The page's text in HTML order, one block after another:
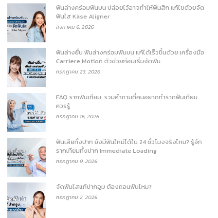
ฟันล่างคร่อมฟันบน ปล่อยไว้อาจทำให้ฟันสึก แก้ไขด้วยจัด
ฟันใส Käse Aligner
สิงหาคม 6, 2026
ฟันล่างยื่น ฟันล่างคร่อมฟันบน แก้ได้เร็วขึ้นด้วย เครื่องมือ
Carriere Motion ตัวช่วยก่อนเริ่มจัดฟัน
กรกฎาคม 23, 2026
FAQ รากฟันเทียม: รวมคำถามที่คนอยากทำรากฟันเทียม
ควรรู้
กรกฎาคม 16, 2026
ฟันเสียทั้งปาก ยังมีฟันใหม่ได้ใน 24 ชั่วโมงจริงไหม? รู้จัก
รากเทียมทั้งปาก Immediate Loading
กรกฎาคม 9, 2026
จัดฟันใสแก้ปากอูม ต้องถอนฟันไหม?
กรกฎาคม 2, 2026